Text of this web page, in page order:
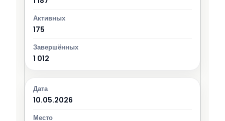
175
1 012
10.05.2026